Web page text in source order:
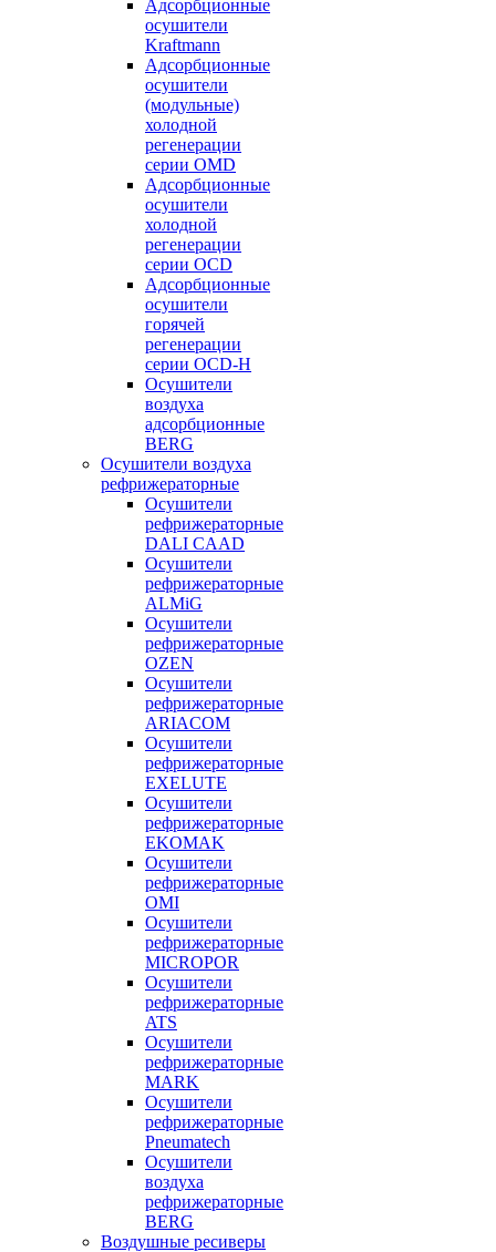
Адсорбционные
осушители
Kraftmann
Адсорбционные
осушители
(модульные)
холодной
регенерации
серии OMD
Адсорбционные
осушители
холодной
регенерации
серии OCD
Адсорбционные
осушители
горячей
регенерации
серии OСD-H
Осушители
воздуха
адсорбционные
BERG
Осушители воздуха
рефрижераторные
Осушители
рефрижераторные
DALI CAAD
Осушители
рефрижераторные
ALMiG
Осушители
рефрижераторные
OZEN
Осушители
рефрижераторные
ARIACOM
Осушители
рефрижераторные
EXELUTE
Осушители
рефрижераторные
EKOMAK
Осушители
рефрижераторные
OMI
Осушители
рефрижераторные
MICROPOR
Осушители
рефрижераторные
ATS
Осушители
рефрижераторные
MARK
Осушители
рефрижераторные
Pneumatech
Осушители
воздуха
рефрижераторные
BERG
Воздушные ресиверы